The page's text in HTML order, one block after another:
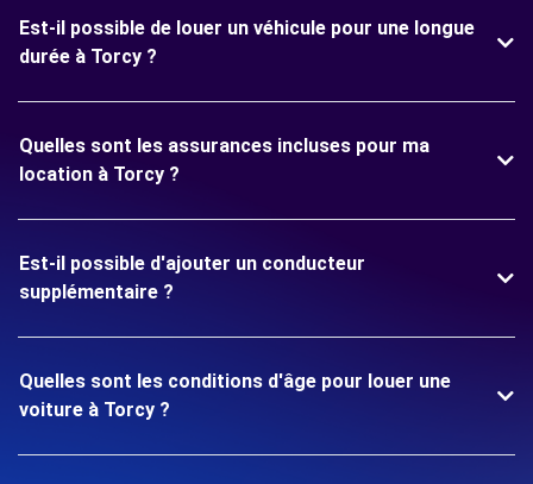
Est-il possible de louer un véhicule pour une longue
durée à Torcy ?
Quelles sont les assurances incluses pour ma
location à Torcy ?
Est-il possible d'ajouter un conducteur
supplémentaire ?
Quelles sont les conditions d'âge pour louer une
voiture à Torcy ?